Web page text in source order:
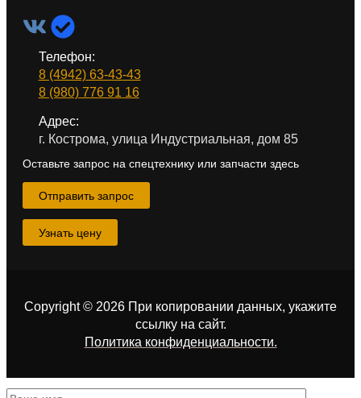
Телефон:
8 (4942) 63-43-43
8 (980) 776 91 16
Адрес:
г. Кострома, улица Индустриальная, дом 85
Оставьте запрос на спецтехнику или запчасти здесь
Отправить запрос
Узнать цену
Copyright © 2026 При копировании данных, укажите
ссылку на сайт.
Политика конфиденциальности.